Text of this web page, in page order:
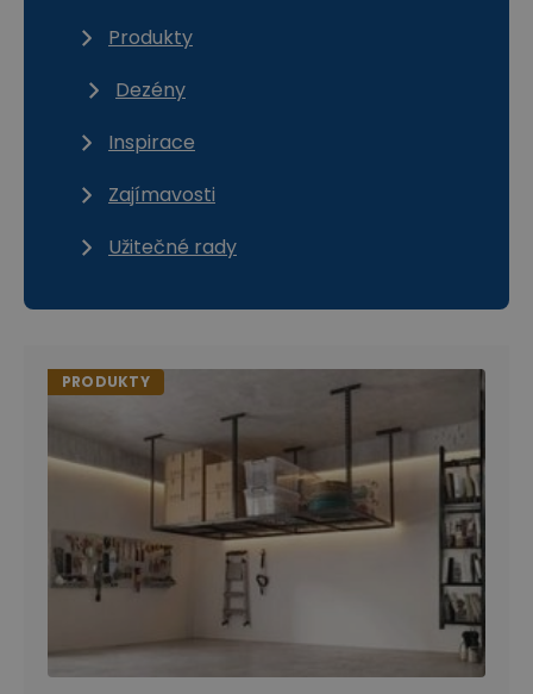
PRODUKTY
Produkty
Dezény
Inspirace
Zajímavosti
Užitečné rady